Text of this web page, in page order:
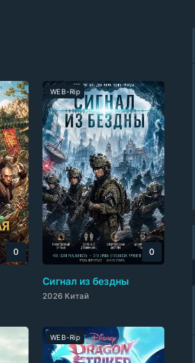
0
Cигнал из бездны
2026 Китай
WEB-Rip
0
WEB-Rip